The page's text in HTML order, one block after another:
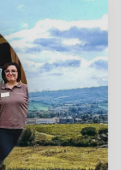
dedicata a San
di S.
del Museo
→